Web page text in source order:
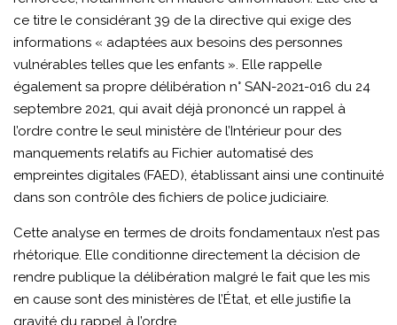
ce titre le considérant 39 de la directive qui exige des
informations « adaptées aux besoins des personnes
vulnérables telles que les enfants ». Elle rappelle
également sa propre délibération n° SAN-2021-016 du 24
septembre 2021, qui avait déjà prononcé un rappel à
l’ordre contre le seul ministère de l’Intérieur pour des
manquements relatifs au Fichier automatisé des
empreintes digitales (FAED), établissant ainsi une continuité
dans son contrôle des fichiers de police judiciaire.
Cette analyse en termes de droits fondamentaux n’est pas
rhétorique. Elle conditionne directement la décision de
rendre publique la délibération malgré le fait que les mis
en cause sont des ministères de l’État, et elle justifie la
gravité du rappel à l’ordre.